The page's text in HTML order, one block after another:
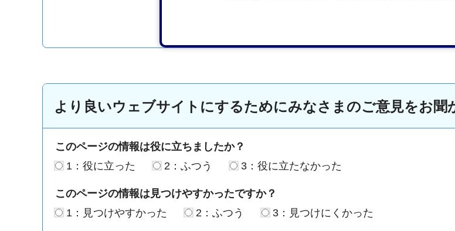
より良いウェブサイトにするためにみなさまのご意見をお聞
このページの情報は役に立ちましたか？
1：役に立った
2：ふつう 3：役に立たなかった
このページの情報は見つけやすかったですか？
1：見つけやすかった
2：ふつう 3：見つけにくかった